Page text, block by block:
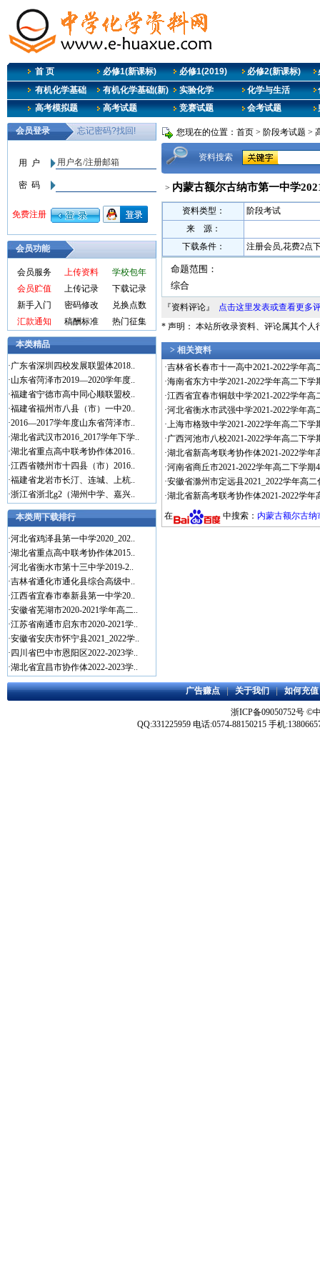
首 页 必修1(新课标) 必修1(2019) 必修2(新课标)
有机化学基础
有机化学基础(新) 实验化学 化学与生活
高考模拟题
高考试题 竞赛试题 会考试题
会员功能
会员服务 上传资料
学校包年
会员贮值
上传记录
下载记录
新手入门
密码修改
兑换点数
汇款通知
稿酬标准 热门征集
本类精品
·广东省深圳四校发展联盟体2018..
·山东省菏泽市2019—2020学年度..
·福建省宁德市高中同心顺联盟校..
·福建省福州市八县（市）一中20..
·2016—2017学年度山东省菏泽市..
·湖北省武汉市2016_2017学年下学..
·湖北省重点高中联考协作体2016..
·江西省赣州市十四县（市）2016..
·福建省龙岩市长汀、连城、上杭..
·浙江省浙北g2（湖州中学、嘉兴..
本类周下载排行
·河北省鸡泽县第一中学2020_202..
·湖北省重点高中联考协作体2015..
·河北省衡水市第十三中学2019-2..
·吉林省通化市通化县综合高级中..
·江西省宜春市奉新县第一中学20..
·安徽省芜湖市2020-2021学年高二..
·江苏省南通市启东市2020-2021学..
·安徽省安庆市怀宁县2021_2022学..
· 四川省巴中市恩阳区2022-2023学..
·湖北省宜昌市协作体2022-2023学..
您现在的位置： 首页 > 阶段考试题 >
资料搜索
> 内蒙古额尔古纳市第一中学
资料类型：
阶段考试
来 源：
下载条件：
注册会员,花费2点
命题范围：
综合
『资料评论』 点击这里发表或查看更多
* 声明： 本站所收录资料、评论属其个人
> 相关资料
·吉林省长春市十一高中2021-2022学年
·海南省东方中学2021-2022学年高二下
·江西省宜春市铜鼓中学2021-2022学年
·河北省衡水市武强中学2021-2022学年
·上海市格致中学2021-2022学年高二下
·广西河池市八校2021-2022学年高二下
·湖北省新高考联考协作体2021-2022学
·河南省商丘市2021-2022学年高二下学
·安徽省滁州市定远县2021_2022学年高
·湖北省新高考联考协作体2021-2022学
在
中搜索： 内蒙古额尔古纳
广告赚点|关于我们|如何充值
浙ICP备09050752号 ©
QQ:331225959 电话:0574-88150215 手机